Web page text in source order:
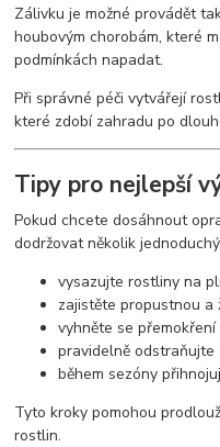
Zálivku je možné provádět
houbovým chorobám, které
podmínkách napadat.
Při správné péči vytvářejí
které zdobí zahradu po
Tipy pro nejlepší
Pokud chcete dosáhnout
dodržovat několik
vysazujte rostliny na
zajistěte propustnou a
vyhněte se přemokření
pravidelně
během sezóny
Tyto kroky pomohou
rostlin.